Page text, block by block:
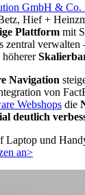
GmbH & Co.
Hief +
Plattform mit
zentral verwalten
höherer
Navigation
von
Webshops die
deutlich
an>